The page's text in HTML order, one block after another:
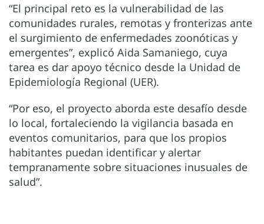
“El principal reto es la vulnerabilidad de las
comunidades rurales, remotas y fronterizas ante
el surgimiento de enfermedades zoonóticas y
emergentes”, explicó Aida Samaniego, cuya
tarea es dar apoyo técnico desde la Unidad de
Epidemiología Regional (UER).
“Por eso, el proyecto aborda este desafío desde
lo local, fortaleciendo la vigilancia basada en
eventos comunitarios, para que los propios
habitantes puedan identificar y alertar
tempranamente sobre situaciones inusuales de
salud”.